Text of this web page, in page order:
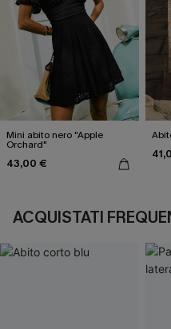
Mini abito nero "Apple
Orchard"
43,00 €
ACQUISTATI